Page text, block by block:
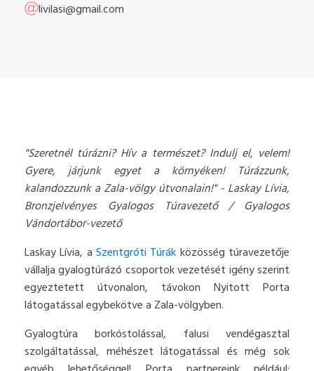
livilasi@gmail.com
"Szeretnél túrázni? Hív a természet? Indulj el, velem!
Gyere, járjunk egyet a környéken! Túrázzunk,
kalandozzunk a Zala-völgy útvonalain!" - Laskay Lívia,
Bronzjelvényes Gyalogos Túravezető / Gyalogos
Vándortábor-vezető
Laskay Lívia, a Szentgróti Túrák közösség túravezetője
vállalja gyalogtúrázó csoportok vezetését igény szerint
egyeztetett útvonalon, távokon Nyitott Porta
látogatással egybekötve a Zala-völgyben.
Gyalogtúra borkóstolással, falusi vendégasztal
szolgáltatással, méhészet látogatással és még sok